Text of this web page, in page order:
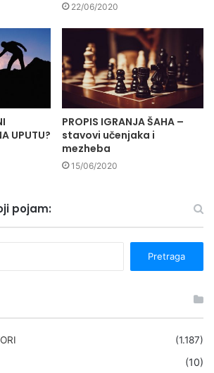
22/06/2020
UPUTU?
PROPIS IGRANJA ŠAHA –
stavovi učenjaka i
mezheba
15/06/2020
pojam:
(1.187)
(10)